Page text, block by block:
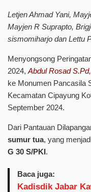
Letjen Ahmad Yani,
Mayjen R Suprapto,
sismomiharjo dan Lettu
Menyongsong
2024,Abdul Rosad
ke Monumen Pancasila
Kecamatan Cipayung
September 2024.
Dari Pantauan
sumur tua, yang
G 30 S/PKI.
Baca juga:
Kadisdik Jabar